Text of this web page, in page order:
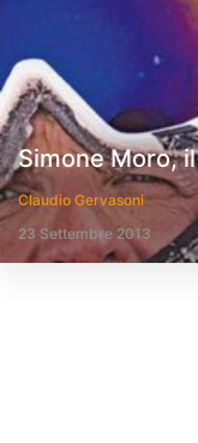
Simone Moro, il
Claudio Gervasoni
23 Settembre 2013